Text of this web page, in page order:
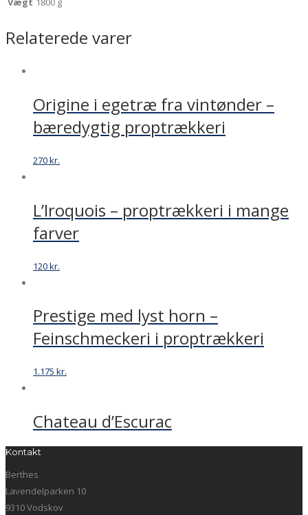
Relaterede varer
Origine i egetræ fra vintønder –
bæredygtig proptrækkeri
270kr.
L’Iroquois – proptrækkeri i mange
farver
120kr.
Prestige med lyst horn –
Feinschmeckeri i proptrækkeri
1.175 kr.
Chateau d’Escurac
Kontakt
Berthes
Lavendelparken 10
9310 Vodskov